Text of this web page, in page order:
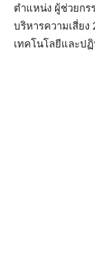
ตำแหน่ง ผู้ช่วยกร
บริหารความเสี่ย
เทคโนโลยีและป